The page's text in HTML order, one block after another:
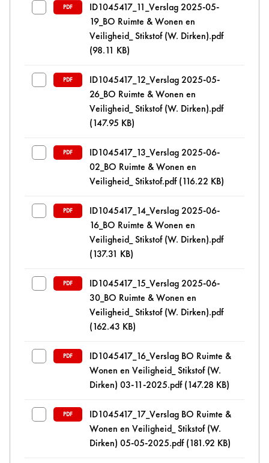
PDF
ID1045417_11_Verslag 2025-05-
19_BO Ruimte & Wonen en
Veiligheid_ Stikstof (W. Dirken).pdf
(98.11 KB)
PDF
ID1045417_12_Verslag 2025-05-
26_BO Ruimte & Wonen en
Veiligheid_ Stikstof (W. Dirken).pdf
(147.95 KB)
PDF
ID1045417_13_Verslag 2025-06-
02_BO Ruimte & Wonen en
Veiligheid_ Stikstof.pdf (116.22 KB)
PDF
ID1045417_14_Verslag 2025-06-
16_BO Ruimte & Wonen en
Veiligheid_ Stikstof (W. Dirken).pdf
(137.31 KB)
PDF
ID1045417_15_Verslag 2025-06-
30_BO Ruimte & Wonen en
Veiligheid_ Stikstof (W. Dirken).pdf
(162.43 KB)
PDF
ID1045417_16_Verslag BO Ruimte &
Wonen en Veiligheid_ Stikstof (W.
Dirken) 03-11-2025.pdf (147.28 KB)
PDF
ID1045417_17_Verslag BO Ruimte &
Wonen en Veiligheid_ Stikstof (W.
Dirken) 05-05-2025.pdf (181.92 KB)